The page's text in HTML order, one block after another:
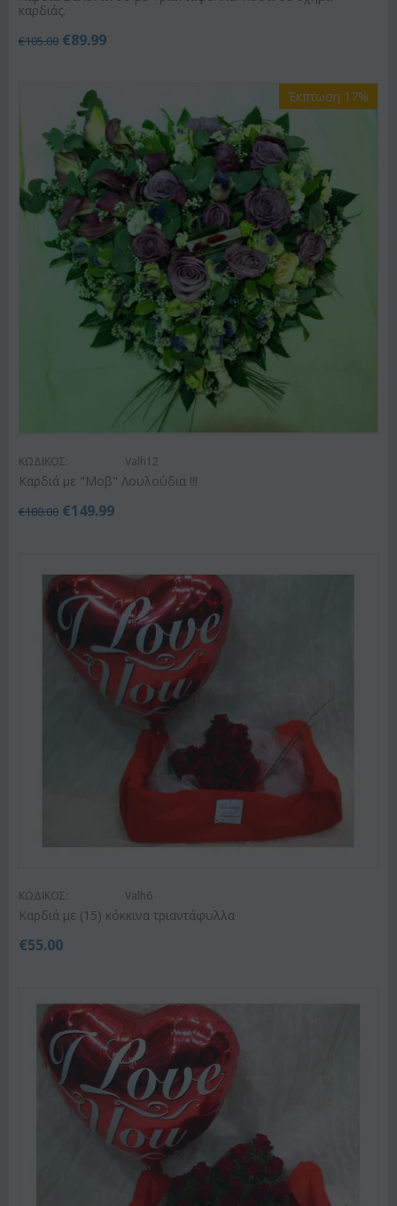
καρδιάς.
€105.00 €89.99
Έκπτωση 17%
ΚΩΔΙΚΟΣ: Valh12
Καρδιά με "Μοβ" Λουλούδια !!!
€180.00 €149.99
ΚΩΔΙΚΟΣ: Valh6
Καρδιά με (15) κόκκινα τριαντάφυλλα
€55.00